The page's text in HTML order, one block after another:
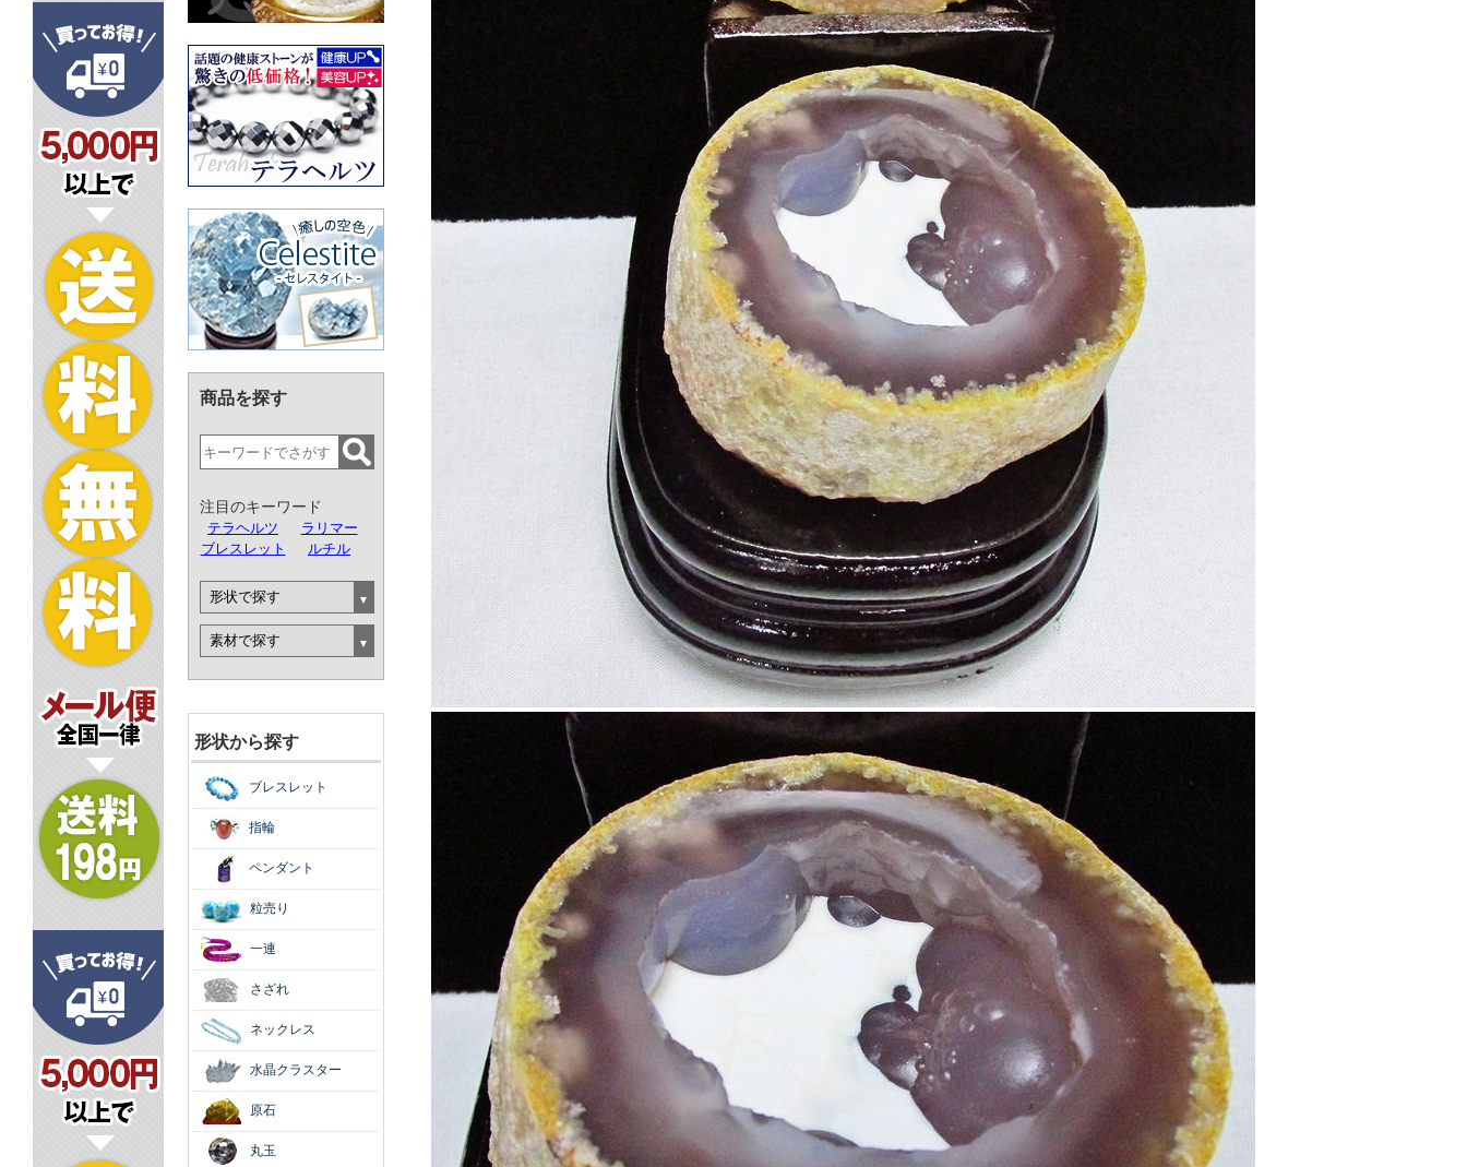
商品を探す
注目のキーワード
テラヘルツ
ラリマー
ブレスレット
ルチル
形状から探す
ブレスレット
指輪
ペンダント
粒売り
一連
さざれ
ネックレス
水晶クラスター
原石
丸玉